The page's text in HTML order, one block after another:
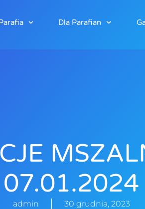
Dla Parafian
07.01.2024
admin 30 grudnia, 2023